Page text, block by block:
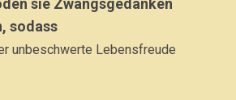
sie Zwangsgedanken
sodass
unbeschwerte Lebensfreude